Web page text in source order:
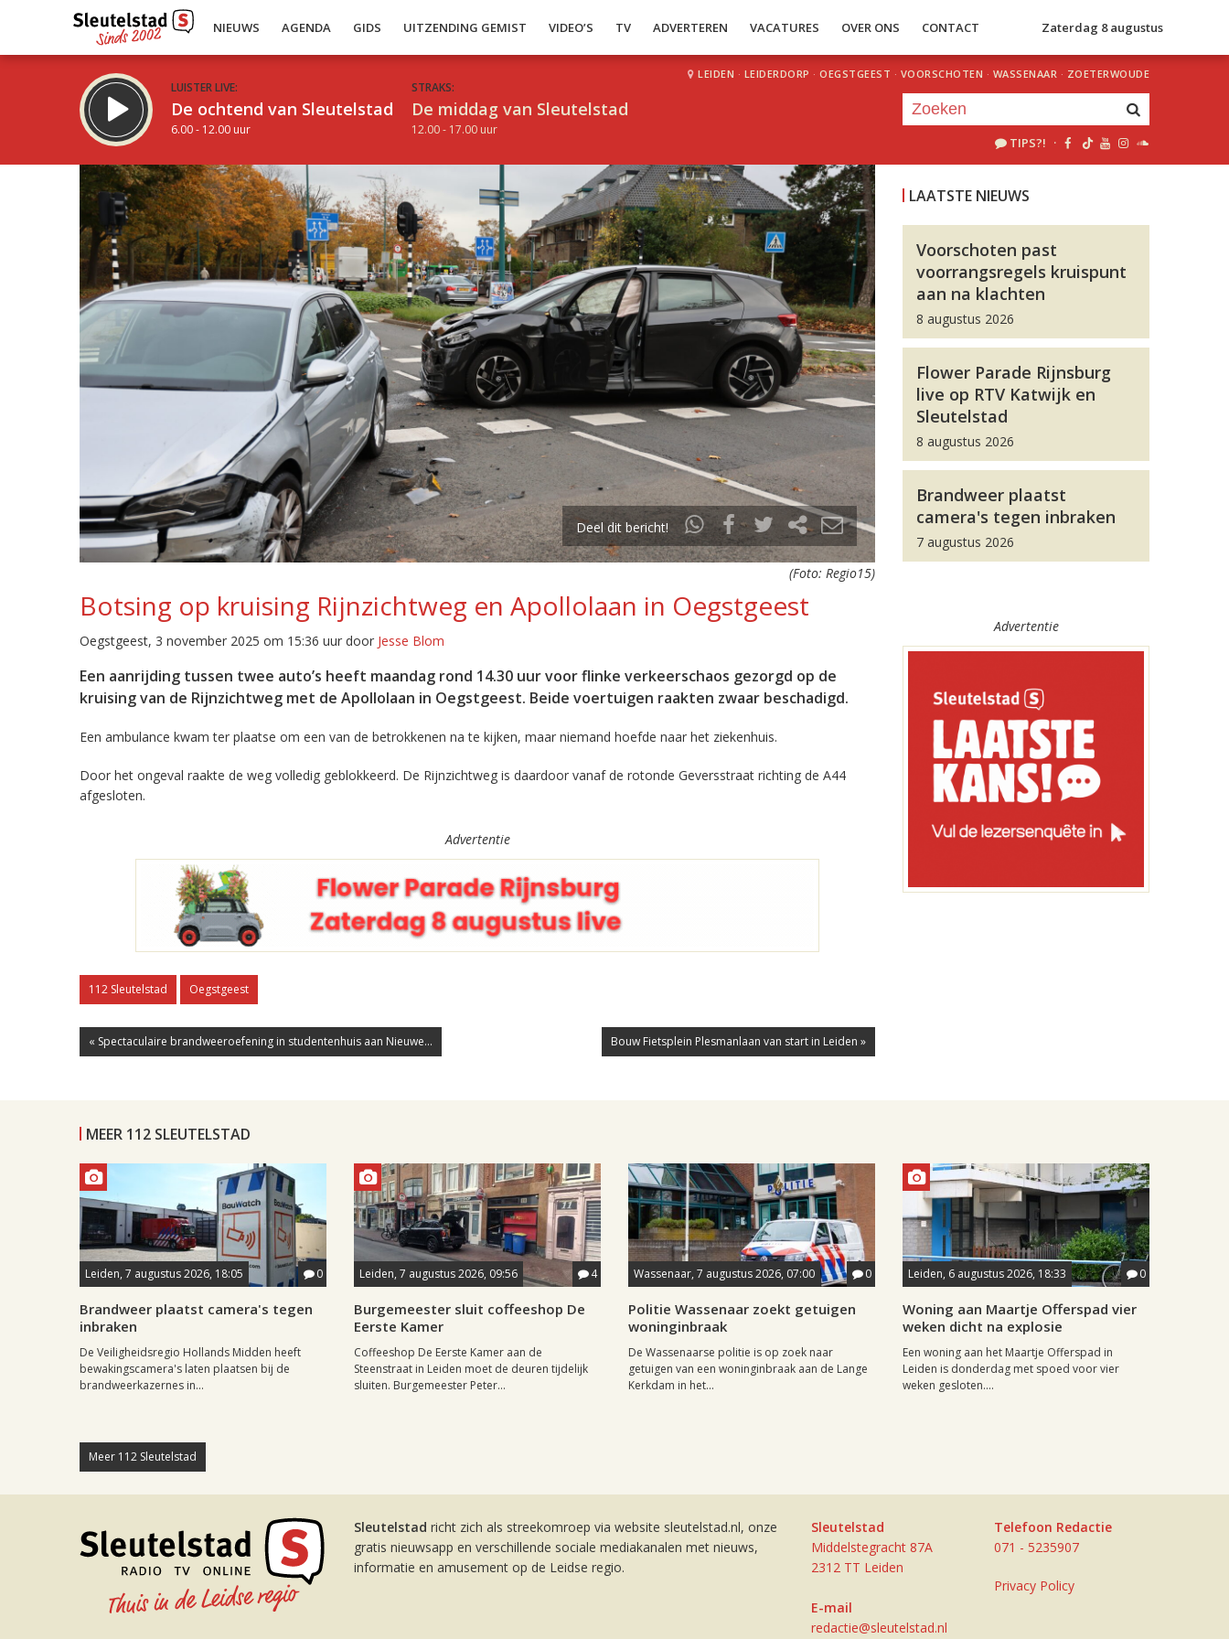
NIEUWS AGENDA GIDS UITZENDING GEMIST VIDEO’S TV ADVERTEREN VACATURES OVER ONS CONTACT Zaterdag 8 augustus
LUISTER LIVE:
De ochtend van Sleutelstad
6.00 - 12.00 uur
STRAKS:
De middag van Sleutelstad
12.00 - 17.00 uur
LEIDEN · LEIDERDORP · OEGSTGEEST · VOORSCHOTEN · WASSENAAR · ZOETERWOUDE
TIPS?! ·
Inklappen
Deel dit bericht!
(Foto: Regio15)
Botsing op kruising Rijnzichtweg en Apollolaan in Oegstgeest
Oegstgeest, 3 november 2025 om 15:36 uur door Jesse Blom
Een aanrijding tussen twee auto’s heeft maandag rond 14.30 uur voor flinke verkeerschaos gezorgd op de
kruising van de Rijnzichtweg met de Apollolaan in Oegstgeest. Beide voertuigen raakten zwaar beschadigd.
Een ambulance kwam ter plaatse om een van de betrokkenen na te kijken, maar niemand hoefde naar het ziekenhuis.
Door het ongeval raakte de weg volledig geblokkeerd. De Rijnzichtweg is daardoor vanaf de rotonde Geversstraat richting de A44
afgesloten.
Advertentie
112 Sleutelstad Oegstgeest
« Spectaculaire brandweeroefening in studentenhuis aan Nieuwe... Bouw Fietsplein Plesmanlaan van start in Leiden »
LAATSTE NIEUWS
Voorschoten past
voorrangsregels kruispunt
aan na klachten
8 augustus 2026
Flower Parade Rijnsburg
live op RTV Katwijk en
Sleutelstad
8 augustus 2026
Brandweer plaatst
camera's tegen inbraken
7 augustus 2026
Advertentie
MEER 112 SLEUTELSTAD
Leiden, 7 augustus 2026, 18:05 0
Brandweer plaatst camera's tegen
inbraken
De Veiligheidsregio Hollands Midden heeft
bewakingscamera's laten plaatsen bij de
brandweerkazernes in...
Leiden, 7 augustus 2026, 09:56 4
Burgemeester sluit coffeeshop De
Eerste Kamer
Coffeeshop De Eerste Kamer aan de
Steenstraat in Leiden moet de deuren tijdelijk
sluiten. Burgemeester Peter...
Wassenaar, 7 augustus 2026, 07:00 0
Politie Wassenaar zoekt getuigen
woninginbraak
De Wassenaarse politie is op zoek naar
getuigen van een woninginbraak aan de Lange
Kerkdam in het...
Leiden, 6 augustus 2026, 18:33 0
Woning aan Maartje Offerspad vier
weken dicht na explosie
Een woning aan het Maartje Offerspad in
Leiden is donderdag met spoed voor vier
weken gesloten....
Meer 112 Sleutelstad
Sleutelstad richt zich als streekomroep via website sleutelstad.nl, onze
gratis nieuwsapp en verschillende sociale mediakanalen met nieuws,
informatie en amusement op de Leidse regio.
Sleutelstad
Middelstegracht 87A
2312 TT Leiden
E-mail
redactie@sleutelstad.nl
Telefoon Redactie
071 - 5235907
Privacy Policy